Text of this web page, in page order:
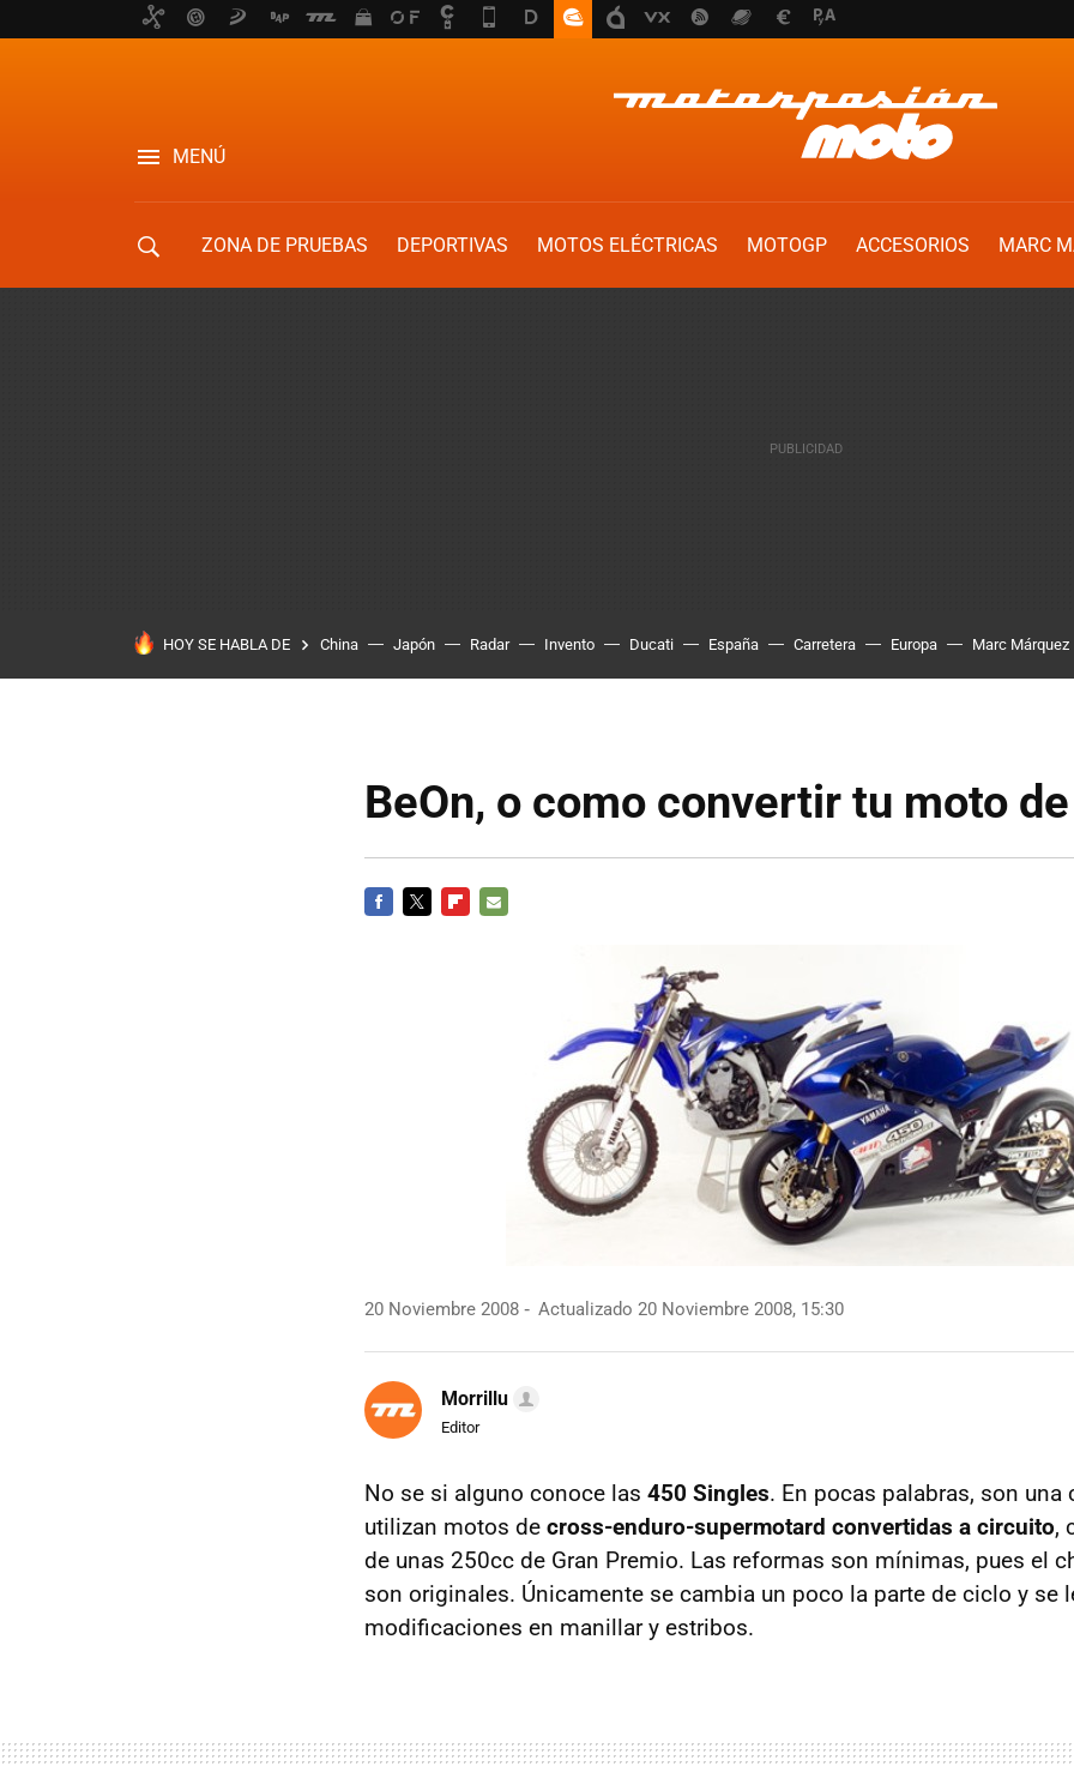
MENÚ
ZONA DE PRUEBAS DEPORTIVAS MOTOS ELÉCTRICAS MOTOGP ACCESORIOS
MARC
HOY SE HABLA DE China Japón Radar Invento Ducati España Carretera Europa Marc Márquez
BeOn, o como convertir tu moto
20 Noviembre 2008 Actualizado 20 Noviembre 2008, 15:30
Morrillu
Editor
No se si alguno conoce las 450 Singles. En pocas palabras, son una
utilizan motos de cross-enduro-supermotard convertidas a circuito,
de unas 250cc de Gran Premio. Las reformas son mínimas, pues el
son originales. Únicamente se cambia un poco la parte de ciclo y se
modificaciones en manillar y estribos.